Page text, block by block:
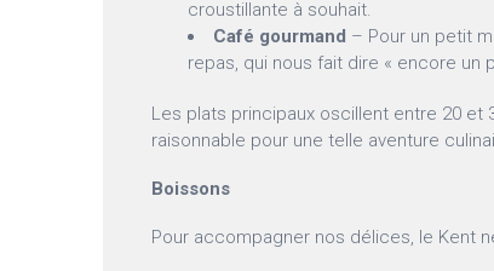
croustillante à souhait.
Café gourmand – Pour un petit
repas, qui nous fait dire « encore un
Les plats principaux oscillent entre 20 et
raisonnable pour une telle aventure
Boissons
Pour accompagner nos délices, le Kent